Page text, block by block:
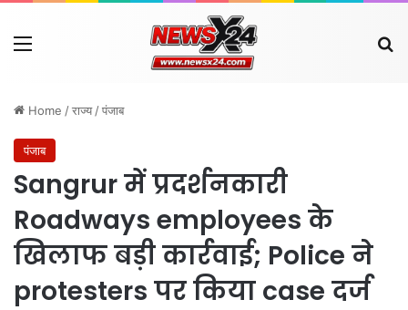
Menu
Home /राज्य /पंजाब
पंजाब
Sangrur में प्रदर्शनकारी
Roadways employees के
खिलाफ बड़ी कार्रवाई; Police ने
protesters पर किया case दर्ज